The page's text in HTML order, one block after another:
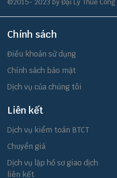
©2015- 2023 by Đại Lý Thuế Công
Chính sách
Điều khoản sử dụng
Chính sách bảo mật
Dịch vụ của chúng tôi
Liên kết
Dịch vụ kiểm toán BTCT
Chuyển giá
Dịch vụ lập hồ sơ giao dịch
liên kết